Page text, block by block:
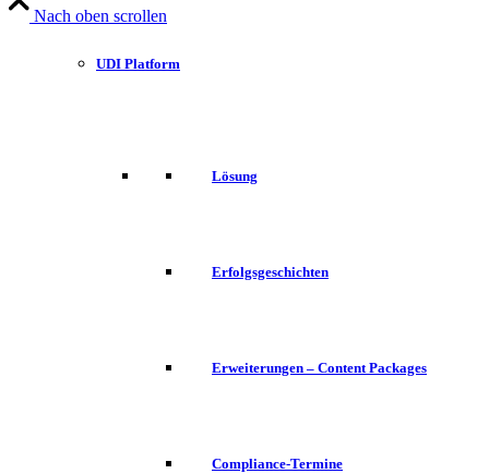
UDI Platform
Lösung
Erfolgsgeschichten
Erweiterungen – Content Packages
Compliance-Termine
Nach oben scrollen